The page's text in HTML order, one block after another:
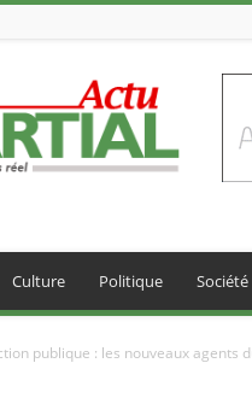
IMPARTIALACTU
Culture Politique Société
publique : les nouveaux agents